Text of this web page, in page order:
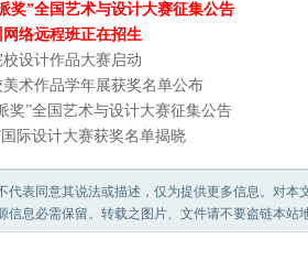
奖”全国艺术与设计大赛征集公告
络远程班正在招生
设计作品大赛启动
术作品学年展获奖名单公布
奖”全国艺术与设计大赛征集公告
际设计大赛获奖名单揭晓
代表同意其说法或描述，仅为提供更多信息。对本
信息必需保留。转载之图片、文件请不要盗链本站